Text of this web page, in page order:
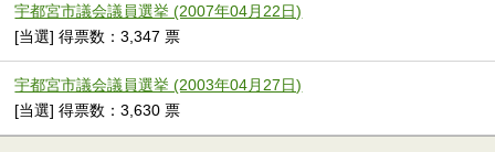
宇都宮市議会議員選挙 (2007年04月22日)
[当選] 得票数：3,347 票
宇都宮市議会議員選挙 (2003年04月27日)
[当選] 得票数：3,630 票